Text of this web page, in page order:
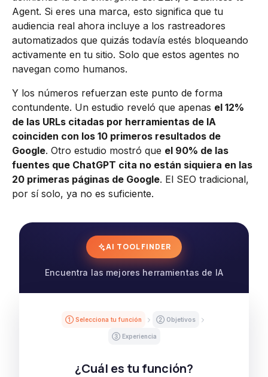
Agent. Si eres una marca, esto significa que tu
audiencia real ahora incluye a los rastreadores
automatizados que quizás todavía estés bloqueando
activamente en tu sitio. Solo que estos agentes no
navegan como humanos.
Y los números refuerzan este punto de forma
contundente. Un estudio reveló que apenas el 12%
de las URLs citadas por herramientas de IA
coinciden con los 10 primeros resultados de
Google. Otro estudio mostró que el 90% de las
fuentes que ChatGPT cita no están siquiera en las
20 primeras páginas de Google. El SEO tradicional,
por sí solo, ya no es suficiente.
AI TOOL FINDER
Encuentra las mejores herramientas de IA
① Selecciona tu función ② Objetivos
③ Experiencia
¿Cuál es tu función?